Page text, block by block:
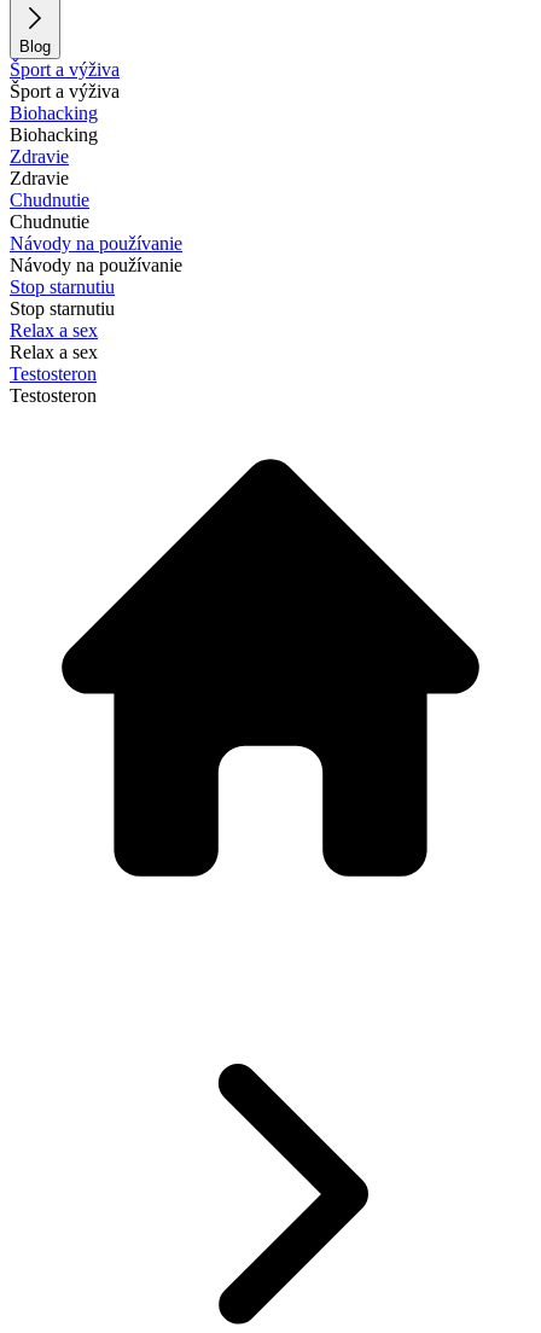
Blog
Šport a výživa
Šport a výživa
Biohacking
Biohacking
Zdravie
Zdravie
Chudnutie
Chudnutie
Návody na používanie
Návody na používanie
Stop starnutiu
Stop starnutiu
Relax a sex
Relax a sex
Testosteron
Testosteron